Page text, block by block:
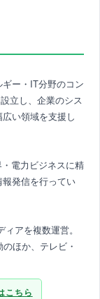
ー・IT分野のコン
立し、企業のシス
い領域を支援し
電力ビジネスに精
発信を行ってい
アを複数運営。
ほか、テレビ・
こちら